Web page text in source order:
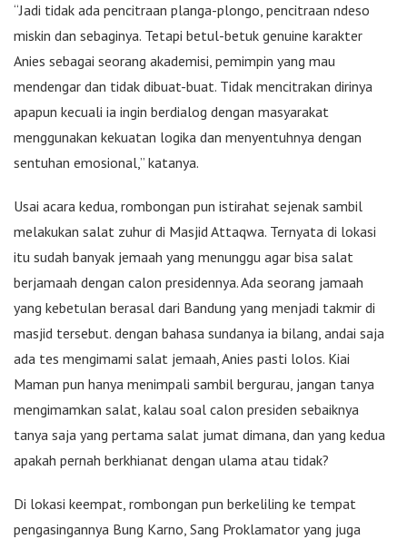
“Jadi tidak ada pencitraan planga-plongo, pencitraan ndeso
miskin dan sebaginya. Tetapi betul-betuk genuine karakter
Anies sebagai seorang akademisi, pemimpin yang mau
mendengar dan tidak dibuat-buat. Tidak mencitrakan dirinya
apapun kecuali ia ingin berdialog dengan masyarakat
menggunakan kekuatan logika dan menyentuhnya dengan
sentuhan emosional,” katanya.
Usai acara kedua, rombongan pun istirahat sejenak sambil
melakukan salat zuhur di Masjid Attaqwa. Ternyata di lokasi
itu sudah banyak jemaah yang menunggu agar bisa salat
berjamaah dengan calon presidennya. Ada seorang jamaah
yang kebetulan berasal dari Bandung yang menjadi takmir di
masjid tersebut. dengan bahasa sundanya ia bilang, andai saja
ada tes mengimami salat jemaah, Anies pasti lolos. Kiai
Maman pun hanya menimpali sambil bergurau, jangan tanya
mengimamkan salat, kalau soal calon presiden sebaiknya
tanya saja yang pertama salat jumat dimana, dan yang kedua
apakah pernah berkhianat dengan ulama atau tidak?
Di lokasi keempat, rombongan pun berkeliling ke tempat
pengasingannya Bung Karno, Sang Proklamator yang juga